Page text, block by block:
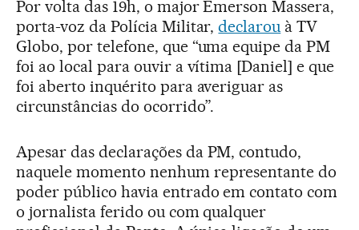
Por volta das 19h, o major Emerson Massera,
porta-voz da Polícia Militar,declarou à TV
Globo, por telefone, que “uma equipe da PM
foi ao local para ouvir a vítima [Daniel] e que
foi aberto inquérito para averiguar as
circunstâncias do ocorrido”.
Apesar das declarações da PM, contudo,
naquele momento nenhum representante do
poder público havia entrado em contato com
o jornalista ferido ou com qualquer